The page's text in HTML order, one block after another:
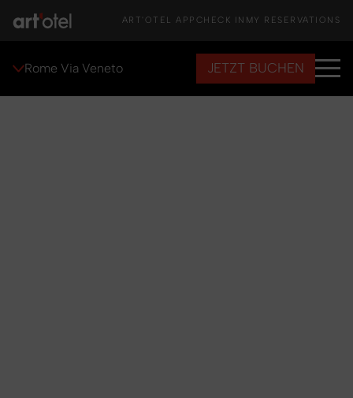
ART'OTEL APP CHECK IN MY RESERVATIONS
Rome Via Veneto JETZT BUCHEN